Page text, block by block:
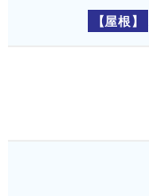
【屋根】